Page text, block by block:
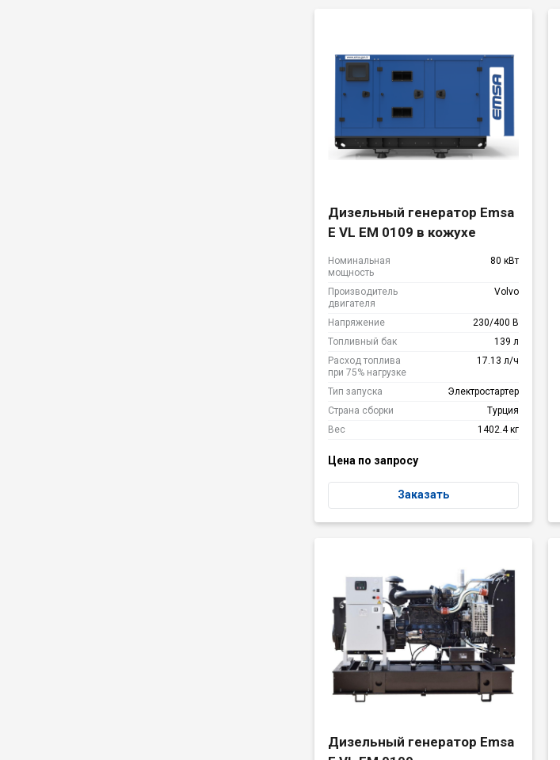
Дизельный генератор Emsa
E VL EM 0109 в кожухе
Номинальная
мощность
80 кВт
Производитель
двигателя
Volvo
Напряжение
230/400 В
Топливный бак
139 л
Расход топлива
при 75% нагрузке
17.13 л/ч
Тип запуска
Электростартер
Страна сборки
Турция
Вес
1402.4 кг
Цена по запросу
Заказать
Дизельный генератор Emsa